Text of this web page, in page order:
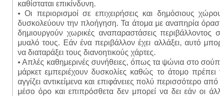
καθίσταται επικίνδυνη.
• Οι περιορισμοί σε επιχειρήσεις και δημόσιους
δυσκολεύουν την πλοήγηση. Τα άτομα με αναπηρία
δημιουργούν χωρικές αναπαραστάσεις περιβάλλοντος
μυαλό τους. Εάν ένα περιβάλλον έχει αλλάξει, αυτό
να διαταράξει τους διανοητικούς χάρτες.
• Απλές καθημερινές συνήθειες, όπως τα ψώνια στο
μάρκετ εμπεριέχουν δυσκολίες καθώς το άτομο πρέπει
αγγίζει αντικείμενα και επιφάνειες πολύ περισσότερο από
μέσο όρο και επιπρόσθετα δεν μπορεί να δει εάν οι